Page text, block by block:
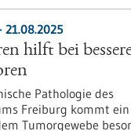
hilft bei
Pathologie des
Freiburg kommt ein
Tumorgewebe